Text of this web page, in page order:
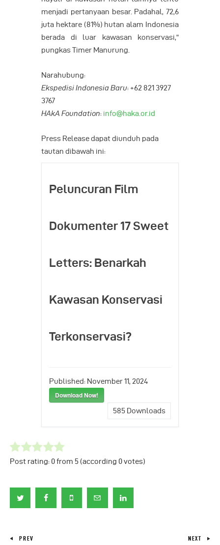
menjadi pertanyaan besar. Padahal, 72,6
juta hektare (81%) hutan alam Indonesia
berada di luar kawasan konservasi,“
pungkas Timer Manurung.
Narahubung:
Ekspedisi Indonesia Baru: +62 821 3927
3767
HAkA Foundation: info@haka.or.id
Press Release dapat diunduh pada
tautan dibawah ini:
Peluncuran Film
Dokumenter 17 Sweet
Letters: Benarkah
Kawasan Konservasi
Terkonservasi?
Published: November 11, 2024
Download Now!
585 Downloads
Post rating: 0from 5(according 0votes)
PREV NEXT